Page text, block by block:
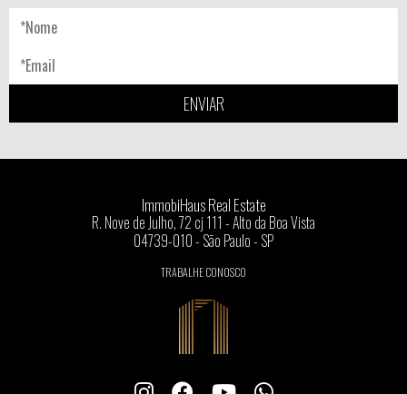
ENVIAR
ImmobiHaus Real Estate
R. Nove de Julho, 72 cj 111 - Alto da Boa Vista
04739-010 - São Paulo - SP
TRABALHE CONOSCO